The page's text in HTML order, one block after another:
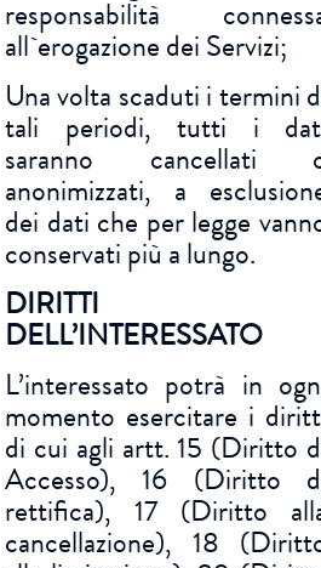
responsabilità
all`erogazione dei Servizi;
Una volta scaduti i termini
tali periodi, tutti i
saranno cancellati
anonimizzati, a
dei dati che per legge
conservati più a lungo.
DIRITTI
DELL’INTERESSATO
L’interessato potrà in
momento esercitare i
di cui agli artt. 15 (Diritto
Accesso), 16 (Diritto
rettifica), 17 (Diritto
cancellazione), 18